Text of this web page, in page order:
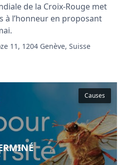
de la Croix-Rouge met
à l’honneur en proposant
11, 1204 Genève, Suisse
Causes